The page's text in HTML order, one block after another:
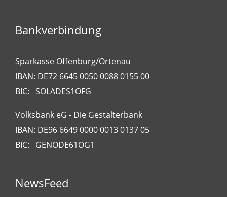
Bankverbindung
Sparkasse Offenburg/Ortenau
IBAN: DE72 6645 0050 0088 0155 00
BIC: SOLADES1OFG
Volksbank eG - Die Gestalterbank
IBAN: DE96 6649 0000 0013 0137 05
BIC: GENODE61OG1
NewsFeed